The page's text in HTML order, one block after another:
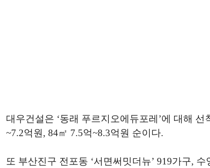
대우건설은 ‘동래 푸르지오에듀포레’에 대해
~7.2억원, 84㎡ 7.5억~8.3억원 순이다.
또 부산진구 전포동 ‘서면써밋더뉴’ 919가구,